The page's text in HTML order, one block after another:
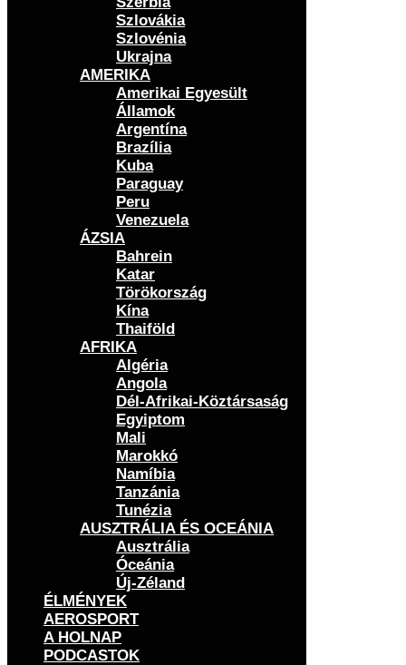
Szlovákia
Szlovénia
Ukrajna
AMERIKA
Amerikai Egyesült
Államok
Argentína
Brazília
Kuba
Paraguay
Peru
Venezuela
ÁZSIA
Bahrein
Katar
Törökország
Kína
Thaiföld
AFRIKA
Algéria
Angola
Dél-Afrikai-Köztársaság
Egyiptom
Mali
Marokkó
Namíbia
Tanzánia
Tunézia
AUSZTRÁLIA ÉS OCEÁNIA
Ausztrália
Óceánia
Új-Zéland
ÉLMÉNYEK
AEROSPORT
A HOLNAP
PODCASTOK